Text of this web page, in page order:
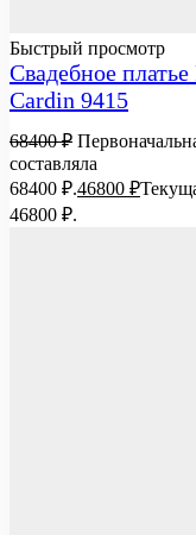
Быстрый просмотр
Свадебное
Cardin 9415
68400₽
составляла
68400 ₽.46800 ₽
46800 ₽.